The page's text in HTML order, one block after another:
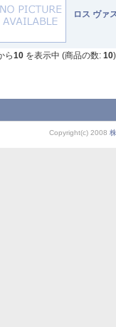
ロス ヴァ
ら10 を表示中 (商品の数: 10)
Copyright(c) 2008